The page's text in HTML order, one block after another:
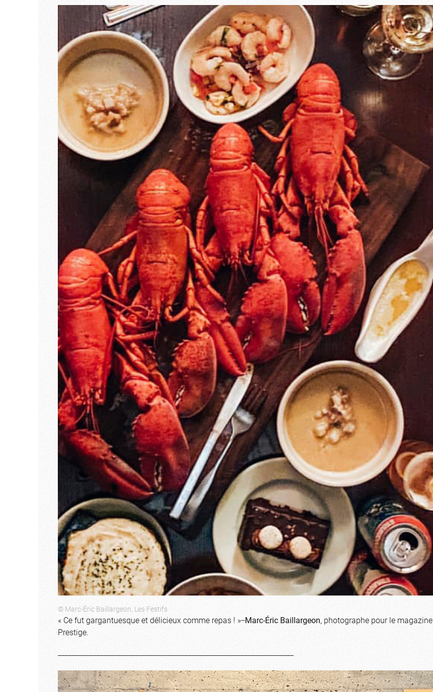
© Marc-Éric Baillargeon, Les Festifs
« Ce fut gargantuesque et délicieux comme repas ! » ̶Marc-Éric Baillargeon, photographe pour le magazine
Prestige.
___________________________________________________________________